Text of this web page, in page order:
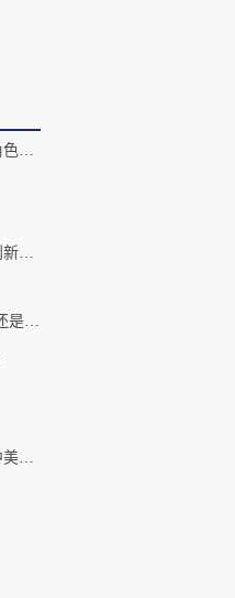
为什么我们无法忘却胡耀邦？从他的历史角色、精神遗产说起
没有发达的民营经济，就没有强大的自主创新体系
南京为什么没有产生AI六小龙？ 归根到底还是市场经济发育不足
不妨把小红书留作一个互联网治理和发展中美民间友谊的特区